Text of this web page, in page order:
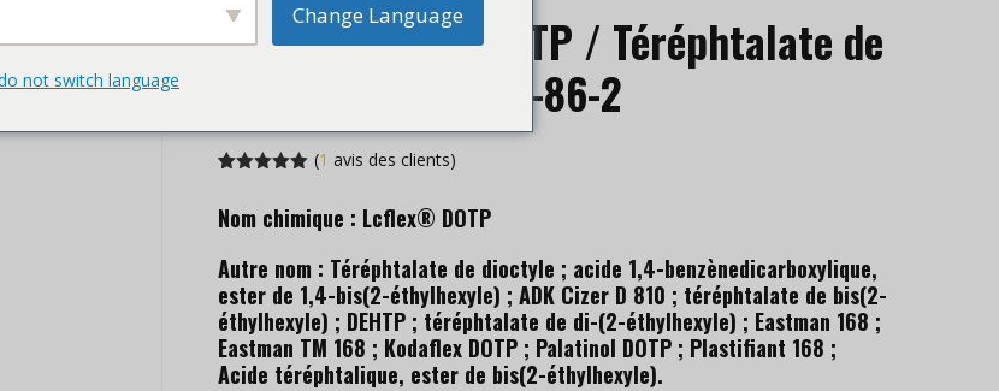
CHLUMIFLEX® DOTP / Téréphtalate de
dioctyle CAS 6422-86-2
fonction de
clients
(1 avis des clients)
Nom chimique : Lcflex® DOTP
Autre nom : Téréphtalate de dioctyle ; acide 1,4-benzènedicarboxylique,
ester de 1,4-bis(2-éthylhexyle) ; ADK Cizer D 810 ; téréphtalate de bis(2-
éthylhexyle) ; DEHTP ; téréphtalate de di-(2-éthylhexyle) ; Eastman 168 ;
Eastman TM 168 ; Kodaflex DOTP ; Palatinol DOTP ; Plastifiant 168 ;
Acide téréphtalique, ester de bis(2-éthylhexyle).
Change Language
not switch language